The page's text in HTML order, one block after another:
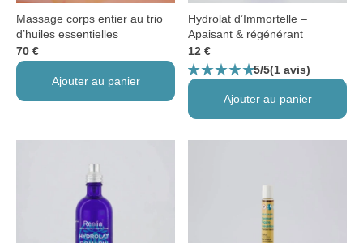
Massage corps entier au trio
d’huiles essentielles
70 €
Ajouter au panier
Hydrolat d’Immortelle –
Apaisant & régénérant
12 €
star_ratestar_ratestar_ratestar_ratestar_rate5/5(1 avis)
Ajouter au panier